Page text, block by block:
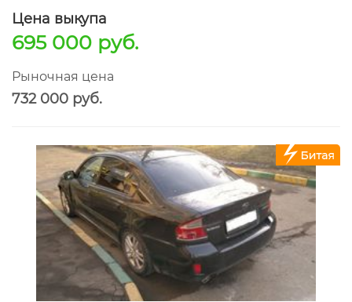
Цена выкупа
695 000 руб.
Рыночная цена
732 000 руб.